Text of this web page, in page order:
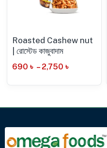
Roasted Cashew nut
| রোস্টেড কাজুবাদাম
690 ৳ – 2,750 ৳